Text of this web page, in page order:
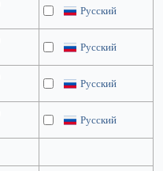
Русский
Русский
Русский
Русский